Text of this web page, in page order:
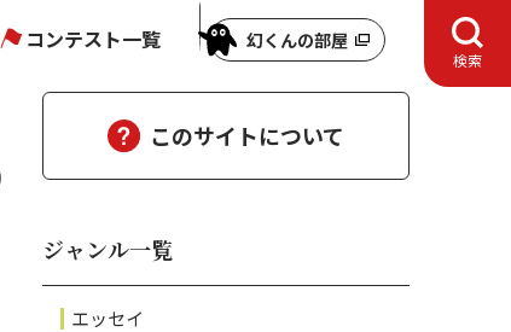
コンテスト一覧 幻くんの部屋
検索
このサイトについて
ジャンル一覧
エッセイ